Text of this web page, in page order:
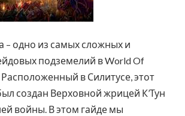
– одно из самых сложных и
подземелий в World Of
Расположенный в Силитусе, этот
создан Верховной жрицей К’Тун
войны. В этом гайде мы